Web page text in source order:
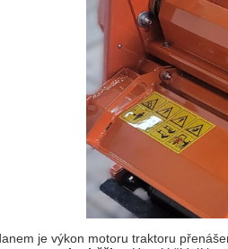
je výkon motoru traktoru